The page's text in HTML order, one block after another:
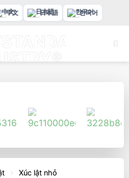
中文 日本語 한국어
Xúc lật nhỏ